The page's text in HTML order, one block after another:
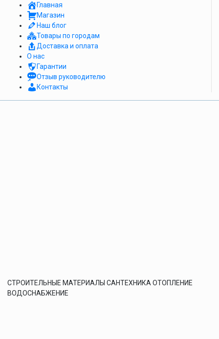
Главная
Магазин
Наш блог
Товары по городам
Доставка и оплата
О нас
Гарантии
Отзыв руководителю
Контакты
СТРОИТЕЛЬНЫЕ МАТЕРИАЛЫ САНТЕХНИКА ОТОПЛЕНИЕ
ВОДОСНАБЖЕНИЕ